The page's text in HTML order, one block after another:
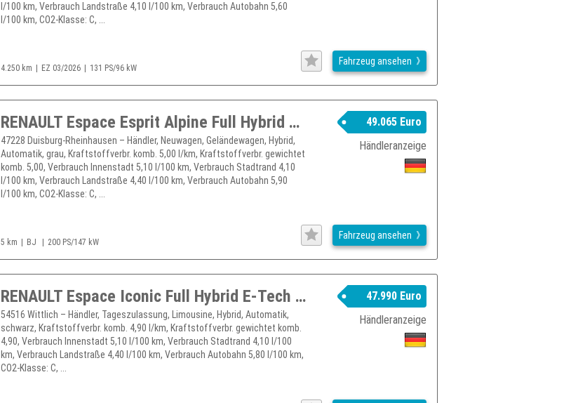
l/100 km, Verbrauch Landstraße 4,10 l/100 km, Verbrauch Autobahn 5,60
l/100 km, CO2-Klasse: C, ...
4.250 km EZ 03/2026 131 PS/96 kW
Fahrzeug ansehen
RENAULT Espace Esprit Alpine Full Hybrid E-Tech 200
47228 Duisburg-Rheinhausen – Händler, Neuwagen, Geländewagen, Hybrid,
Automatik, grau, Kraftstoffverbr. komb. 5,00 l/km, Kraftstoffverbr. gewichtet
komb. 5,00, Verbrauch Innenstadt 5,10 l/100 km, Verbrauch Stadtrand 4,10
l/100 km, Verbrauch Landstraße 4,40 l/100 km, Verbrauch Autobahn 5,90
l/100 km, CO2-Klasse: C, ...
49.065 Euro
Händleranzeige
5 km BJ 200 PS/147 kW
Fahrzeug ansehen
RENAULT Espace Iconic Full Hybrid E-Tech 200 5-Sitzer
54516 Wittlich – Händler, Tageszulassung, Limousine, Hybrid, Automatik,
schwarz, Kraftstoffverbr. komb. 4,90 l/km, Kraftstoffverbr. gewichtet komb.
4,90, Verbrauch Innenstadt 5,10 l/100 km, Verbrauch Stadtrand 4,10 l/100
km, Verbrauch Landstraße 4,40 l/100 km, Verbrauch Autobahn 5,80 l/100 km,
CO2-Klasse: C, ...
47.990 Euro
Händleranzeige